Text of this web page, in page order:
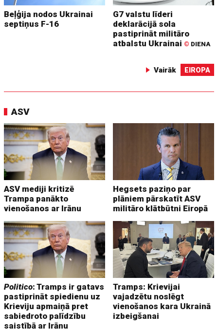
Beļģija nodos Ukrainai
septiņus F-16
G7 valstu līderi
deklarācijā sola
pastiprināt militāro
atbalstu Ukrainai © DIENA
Vairāk EIROPA
ASV
ASV mediji kritizē
Trampa panākto
vienošanos ar Irānu
Hegsets paziņo par
plāniem pārskatīt ASV
militāro klātbūtni Eiropā
Politico: Tramps ir gatavs
pastiprināt spiedienu uz
Krieviju apmaiņā pret
sabiedroto palīdzību
saistībā ar Irānu
Tramps: Krievijai
vajadzētu noslēgt
vienošanos kara Ukrainā
izbeigšanai